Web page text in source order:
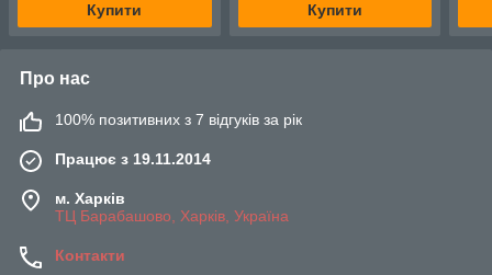
Купити Купити
Про нас
100% позитивних з 7 відгуків за рік
Працює з 19.11.2014
м. Харків
ТЦ Барабашово, Харків, Україна
Контакти